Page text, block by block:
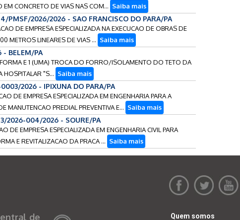
EM CONCRETO DE VIAS NAS COM... Saiba mais
PMSF/2026/2026 - SAO FRANCISCO DO PARA/PA
DE EMPRESA ESPECIALIZADA NA EXECUCAO DE OBRAS DE
METROS LINEARES DE VIAS ... Saiba mais
- BELEM/PA
E 1 (UMA) TROCA DO FORRO/ISOLAMENTO DO TETO DA
HOSPITALAR "S... Saiba mais
2026 - IPIXUNA DO PARA/PA
DE EMPRESA ESPECIALIZADA EM ENGENHARIA PARA A
MANUTENCAO PREDIAL PREVENTIVA E... Saiba mais
2026-004/2026 - SOURE/PA
EMPRESA ESPECIALIZADA EM ENGENHARIA CIVIL PARA
E REVITALIZACAO DA PRACA ... Saiba mais
de Quem somos